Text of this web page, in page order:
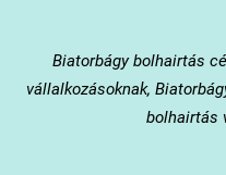
Biatorbágybolhairtás
vállalkozásoknak,
bolhairtás